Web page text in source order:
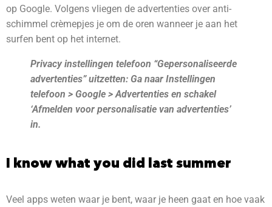
op Google. Volgens vliegen de advertenties over anti-
schimmel crèmepjes je om de oren wanneer je aan het
surfen bent op het internet.
Privacy instellingen telefoon “Gepersonaliseerde
advertenties” uitzetten: Ga naar Instellingen
telefoon > Google > Advertenties en schakel
‘Afmelden voor personalisatie van advertenties’
in.
I know what you did last summer
Veel apps weten waar je bent, waar je heen gaat en hoe vaak